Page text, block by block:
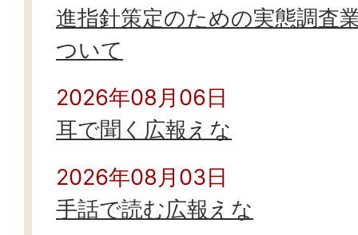
進指針策定のための実態調査
ついて
2026年08月06日
耳で聞く広報えな
2026年08月03日
手話で読む広報えな